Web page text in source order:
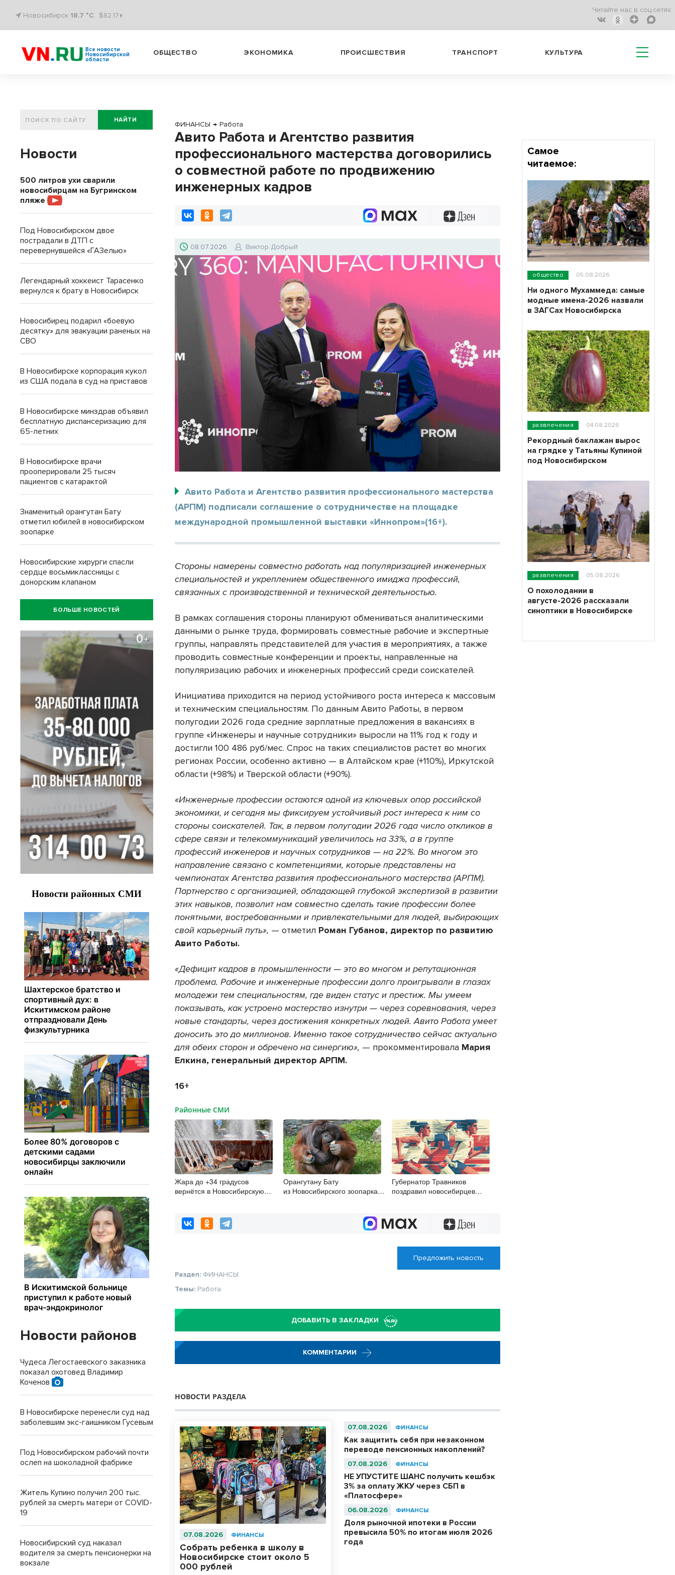
Новосибирск 18.7 °C $82.17↑
Читайте нас в соц.сетях:
Все новости
Новосибирской
области
ОБЩЕСТВО ЭКОНОМИКА ПРОИСШЕСТВИЯ ТРАНСПОРТ КУЛЬТУРА
ФИНАНСЫ → Работа
Авито Работа и Агентство развития
профессионального мастерства договорились
о совместной работе по продвижению
инженерных кадров
08.07.2026 Виктор Добрый
Авито Работа и Агентство развития профессионального мастерства
(АРПМ) подписали соглашение о сотрудничестве на площадке
международной промышленной выставки «Иннопром»(16+).
Стороны намерены совместно работать над популяризацией инженерных
специальностей и укреплением общественного имиджа профессий,
связанных с производственной и технической деятельностью.
В рамках соглашения стороны планируют обмениваться аналитическими
данными о рынке труда, формировать совместные рабочие и экспертные
группы, направлять представителей для участия в мероприятиях, а также
проводить совместные конференции и проекты, направленные на
популяризацию рабочих и инженерных профессий среди соискателей.
Инициатива приходится на период устойчивого роста интереса к массовым
и техническим специальностям. По данным Авито Работы, в первом
полугодии 2026 года средние зарплатные предложения в вакансиях в
группе «Инженеры и научные сотрудники» выросли на 11% год к году и
достигли 100 486 руб/мес. Спрос на таких специалистов растет во многих
регионах России, особенно активно — в Алтайском крае (+110%), Иркутской
области (+98%) и Тверской области (+90%).
«Инженерные профессии остаются одной из ключевых опор российской
экономики, и сегодня мы фиксируем устойчивый рост интереса к ним со
стороны соискателей. Так, в первом полугодии 2026 года число откликов в
сфере связи и телекоммуникаций увеличилось на 33%, а в группе
профессий инженеров и научных сотрудников — на 22%. Во многом это
направление связано с компетенциями, которые представлены на
чемпионатах Агентства развития профессионального мастерства (АРПМ).
Партнерство с организацией, обладающей глубокой экспертизой в развитии
этих навыков, позволит нам совместно сделать такие профессии более
понятными, востребованными и привлекательными для людей, выбирающих
свой карьерный путь», — отметил Роман Губанов, директор по развитию
Авито Работы.
«Дефицит кадров в промышленности — это во многом и репутационная
проблема. Рабочие и инженерные профессии долго проигрывали в глазах
молодежи тем специальностям, где виден статус и престиж. Мы умеем
показывать, как устроено мастерство изнутри — через соревнования, через
новые стандарты, через достижения конкретных людей. Авито Работа умеет
доносить это до миллионов. Именно такое сотрудничество сейчас актуально
для обеих сторон и обречено на синергию», — прокомментировала Мария
Елкина, генеральный директор АРПМ.
16+
Районные СМИ
Жара до +34 градусов
вернётся в Новосибирскую
Орангутану Бату
из Новосибирского зоопарка
Губернатор Травников
поздравил новосибирцев
Предложить новость
Раздел: ФИНАНСЫ
Темы: Работа
ДОБАВИТЬ В ЗАКЛАДКИ
КОММЕНТАРИИ
НОВОСТИ РАЗДЕЛА
07.08.2026 ФИНАНСЫ
Собрать ребенка в школу в
Новосибирске стоит около 5
000 рублей
07.08.2026 ФИНАНСЫ
Как защитить себя при незаконном
переводе пенсионных накоплений?
07.08.2026 ФИНАНСЫ
НЕ УПУСТИТЕ ШАНС получить кешбэк
3% за оплату ЖКУ через СБП в
«Платосфере»
06.08.2026 ФИНАНСЫ
Доля рыночной ипотеки в России
превысила 50% по итогам июля 2026
года
НАЙТИ
Новости
500 литров ухи сварили
новосибирцам на Бугринском
пляже
Под Новосибирском двое
пострадали в ДТП с
перевернувшейся «ГАЗелью»
Легендарный хоккеист Тарасенко
вернулся к брату в Новосибирск
Новосибирец подарил «боевую
десятку» для эвакуации раненых на
СВО
В Новосибирске корпорация кукол
из США подала в суд на приставов
В Новосибирске минздрав объявил
бесплатную диспансеризацию для
65-летних
В Новосибирске врачи
прооперировали 25 тысяч
пациентов с катарактой
Знаменитый орангутан Бату
отметил юбилей в новосибирском
зоопарке
Новосибирские хирурги спасли
сердце восьмиклассницы с
донорским клапаном
БОЛЬШЕ НОВОСТЕЙ
Новости районов
Чудеса Легостаевского заказника
показал охотовед Владимир
Коченов
В Новосибирске перенесли суд над
заболевшим экс-гаишником Гусевым
Под Новосибирском рабочий почти
ослеп на шоколадной фабрике
Житель Купино получил 200 тыс.
рублей за смерть матери от COVID-
19
Новосибирский суд наказал
водителя за смерть пенсионерки на
вокзале
Самое
читаемое:
общество 05.08.2026
Ни одного Мухаммеда: самые
модные имена-2026 назвали
в ЗАГСах Новосибирска
развлечения 04.08.2026
Рекордный баклажан вырос
на грядке у Татьяны Купиной
под Новосибирском
развлечения 05.08.2026
О похолодании в
августе-2026 рассказали
синоптики в Новосибирске